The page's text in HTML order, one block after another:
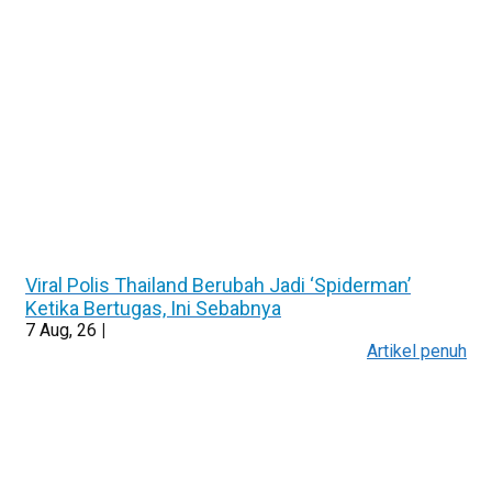
Viral Polis Thailand Berubah Jadi ‘Spiderman’
Ketika Bertugas, Ini Sebabnya
7 Aug, 26 |
Artikel penuh